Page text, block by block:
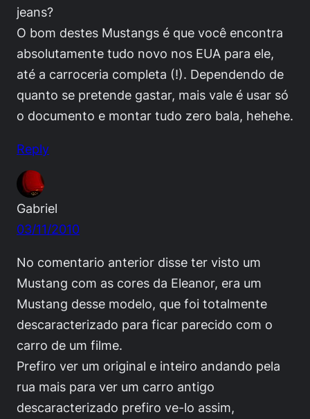
jeans?
O bom destes Mustangs é que você encontra
absolutamente tudo novo nos EUA para ele,
até a carroceria completa (!). Dependendo de
quanto se pretende gastar, mais vale é usar só
o documento e montar tudo zero bala, hehehe.
Reply
Gabriel
03/11/2010
No comentario anterior disse ter visto um
Mustang com as cores da Eleanor, era um
Mustang desse modelo, que foi totalmente
descaracterizado para ficar parecido com o
carro de um filme.
Prefiro ver um original e inteiro andando pela
rua mais para ver um carro antigo
descaracterizado prefiro ve-lo assim,